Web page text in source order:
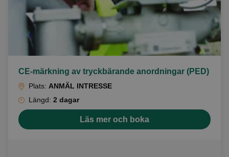
CE-märkning av tryckbärande anordningar (PED)
Plats: ANMÄL INTRESSE
Längd: 2 dagar
Läs mer och boka